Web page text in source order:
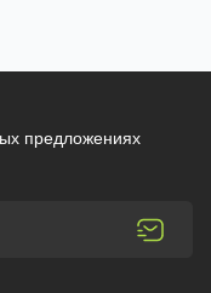
предложениях